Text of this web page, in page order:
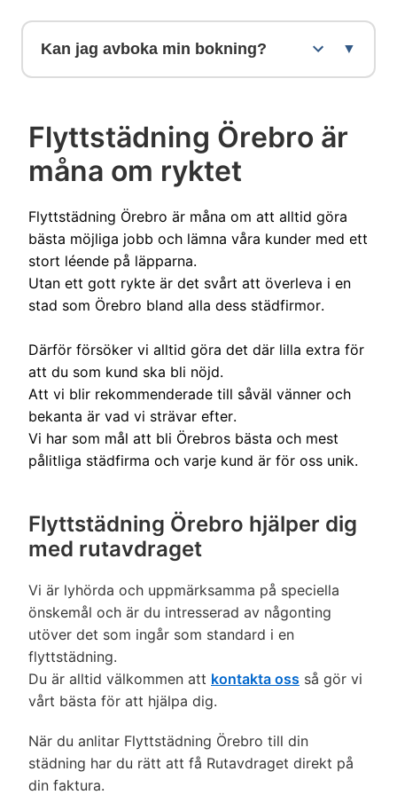
effektivt för att leverera högsta kvalitet
inom rimlig tid.
nöjdhetsgaranti som även täcker den
nyinflyttade hyresgästen eller köparen.
Om något inte skulle vara perfekt
kostnadsfritt. Din tillfredsställelse är vår
högsta prioritet.
Kan jag avboka min bokning?
Detta ger dig flexibilitet om dina planer
skulle ändras. Kontakta oss så hjälper vi
dig att omboka eller avboka.
Flyttstädning Örebro är
måna om ryktet
Flyttstädning Örebro är måna om att alltid göra
bästa möjliga jobb och lämna våra kunder med ett
stort léende på läpparna.
Utan ett gott rykte är det svårt att överleva i en
stad som Örebro bland alla dess städfirmor.
Därför försöker vi alltid göra det där lilla extra för
att du som kund ska bli nöjd.
Att vi blir rekommenderade till såväl vänner och
bekanta är vad vi strävar efter.
Vi har som mål att bli Örebros bästa och mest
pålitliga städfirma och varje kund är för oss unik.
Flyttstädning Örebro hjälper dig
med rutavdraget
Vi är lyhörda och uppmärksamma på speciella
önskemål och är du intresserad av någonting
utöver det som ingår som standard i en
flyttstädning.
Du är alltid välkommen att kontakta oss så gör vi
vårt bästa för att hjälpa dig.
När du anlitar Flyttstädning Örebro till din
städning har du rätt att få Rutavdraget direkt på
din faktura.